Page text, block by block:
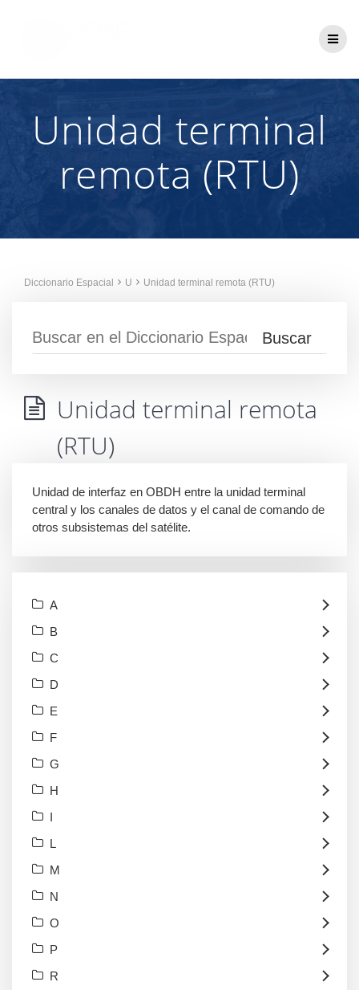
Unidad terminal
remota (RTU)
Diccionario Espacial U Unidad terminal remota (RTU)
Unidad terminal remota
(RTU)
Unidad de interfaz en OBDH entre la unidad terminal
central y los canales de datos y el canal de comando de
otros subsistemas del satélite.
A
B
C
D
E
F
G
H
I
L
M
N
O
P
R